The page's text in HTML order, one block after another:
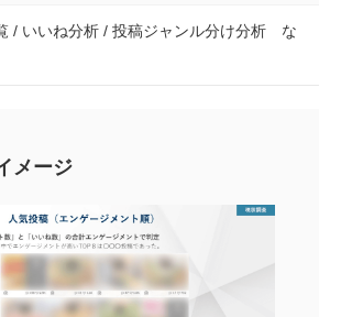
/ いいね分析 / 投稿ジャンル分け分析 な
メージ